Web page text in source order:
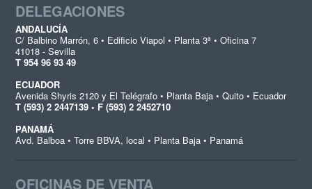
DELEGACIONES
ANDALUCÍA
C/ Balbino Marrón, 6 • Edificio Viapol • Planta 3ª • Oficina 7
41018 - Sevilla
T 954 96 93 49
ECUADOR
Avenida Shyris 2120 y El Telégrafo • Planta Baja • Quito • Ecuador
T (593) 2 2447139 • F (593) 2 2452710
PANAMÁ
Avd. Balboa • Torre BBVA, local • Planta Baja • Panamá
OFICINAS DE VENTA